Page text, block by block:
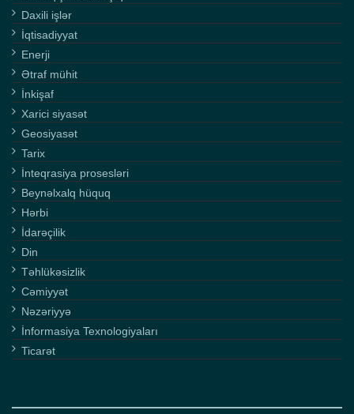
Daxili işlər
İqtisadiyyat
Enerji
Ətraf mühit
İnkişaf
Xarici siyasət
Geosiyasət
Tarix
İnteqrasiya prosesləri
Beynəlxalq hüquq
Hərbi
İdarəçilik
Din
Təhlükəsizlik
Cəmiyyət
Nəzəriyyə
İnformasiya Texnologiyaları
Ticarət